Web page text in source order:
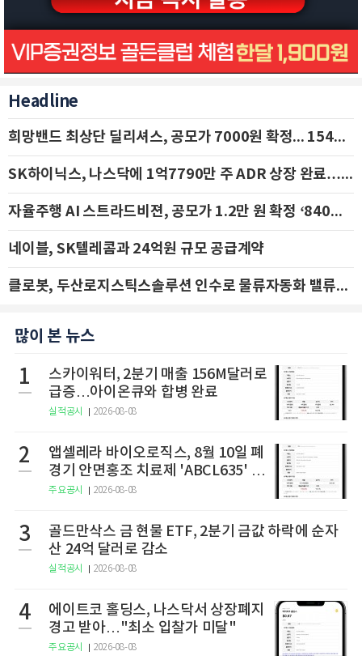
Headline
희망밴드 최상단 딜리셔스, 공모가 7000원 확정... 154억 규모 IPO 돌입
SK하이닉스, 나스닥에 1억7790만 주 ADR 상장 완료…29일 국내 추가 상장
자율주행 AI 스트라드비젼, 공모가 1.2만 원 확정 ‘840억 수혈’
네이블, SK텔레콤과 24억원 규모 공급계약
클로봇, 두산로지스틱스솔루션 인수로 물류자동화 밸류체인 확장 추진 - IBK투자증권
많이 본 뉴스
1
스카이워터, 2분기 매출 156M달러로
급증…아이온큐와 합병 완료
실적공시 2026-08-08
2
앱셀레라 바이오로직스, 8월 10일 폐
경기 안면홍조 치료제 'ABCL635' 임
상 2상 결과 발표
주요공시 2026-08-08
3
골드만삭스 금 현물 ETF, 2분기 금값 하락에 순자
산 24억 달러로 감소
실적공시 2026-08-08
4
에이트코 홀딩스, 나스닥서 상장폐지
경고 받아…"최소 입찰가 미달"
주요공시 2026-08-08